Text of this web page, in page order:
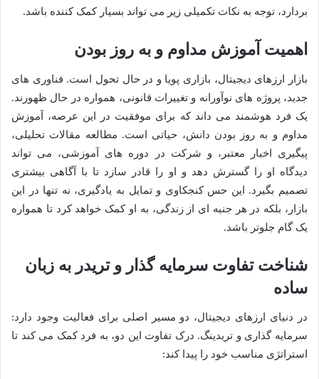
بردارد، توجه به نکات تکمیلی زیر می تواند بسیار کمک کننده باشد.
اهمیت آموزش مداوم و به روز بودن
بازار ارزهای دیجیتال، بازاری پویا و در حال تحول است. فناوری های
جدید، پروژه های نوآورانه و تغییرات قانونی، همواره در حال ظهورند.
یک فرد هوشمند می داند که برای موفقیت در این عرصه، آموزش
مداوم و به روز بودن دانش، حیاتی است. مطالعه مقالات تحلیلی،
پیگیری اخبار معتبر، و شرکت در دوره های آموزشی، می تواند
دیدگاه او را گسترش دهد و او را قادر سازد تا با آگاهی بیشتری
تصمیم بگیرد. این حس کنجکاوی و تمایل به یادگیری، نه تنها در این
بازار، بلکه در هر جنبه ای از زندگی، به او کمک خواهد کرد تا همواره
یک گام جلوتر باشد.
شناخت تفاوت سرمایه گذار و تریدر به زبان
ساده
در دنیای ارزهای دیجیتال، دو مسیر اصلی برای فعالیت وجود دارد:
سرمایه گذاری و تریدینگ. درک تفاوت این دو، به فرد کمک می کند تا
استراتژی مناسب خود را پیدا کند: